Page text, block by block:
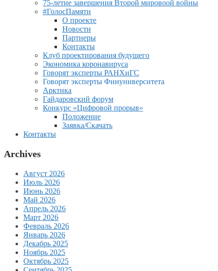
75-летие завершения Второй мировоой войны
#ГолосПамяти
О проекте
Новости
Партнеры
Контакты
Клуб проектирования будущего
Экономика коронавируса
Говорят эксперты РАНХиГС
Говорят эксперты Финуниверситета
Арктика
Гайдаровский форум
Конкурс «Цифровой прорыв»
Положение
Заявка/Скачать
Контакты
Archives
Август 2026
Июль 2026
Июнь 2026
Май 2026
Апрель 2026
Март 2026
Февраль 2026
Январь 2026
Декабрь 2025
Ноябрь 2025
Октябрь 2025